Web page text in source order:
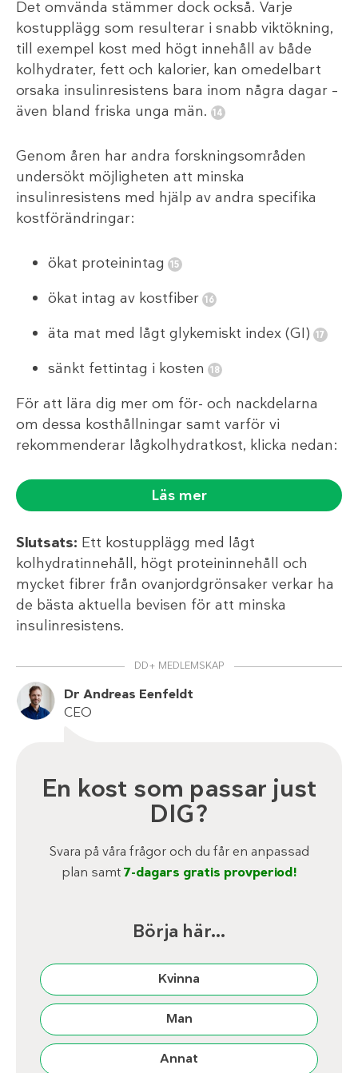
Det omvända stämmer dock också. Varje
kostupplägg som resulterar i snabb viktökning,
till exempel kost med högt innehåll av både
kolhydrater, fett och kalorier, kan omedelbart
orsaka insulinresistens bara inom några dagar –
även bland friska unga män.
Genom åren har andra forskningsområden
undersökt möjligheten att minska
insulinresistens med hjälp av andra specifika
kostförändringar:
ökat proteinintag
ökat intag av kostfiber
äta mat med lågt glykemiskt index (GI)
sänkt fettintag i kosten
För att lära dig mer om för- och nackdelarna
om dessa kosthållningar samt varför vi
rekommenderar lågkolhydratkost, klicka nedan:
Läs mer
Slutsats: Ett kostupplägg med lågt
kolhydratinnehåll, högt proteininnehåll och
mycket fibrer från ovanjordgrönsaker verkar ha
de bästa aktuella bevisen för att minska
insulinresistens.
DD+ MEDLEMSKAP
Dr Andreas Eenfeldt
CEO
En kost som passar just
DIG?
Svara på våra frågor och du får en anpassad
plan samt7-dagars gratis provperiod!
Börja här…
Kvinna
Man
Annat